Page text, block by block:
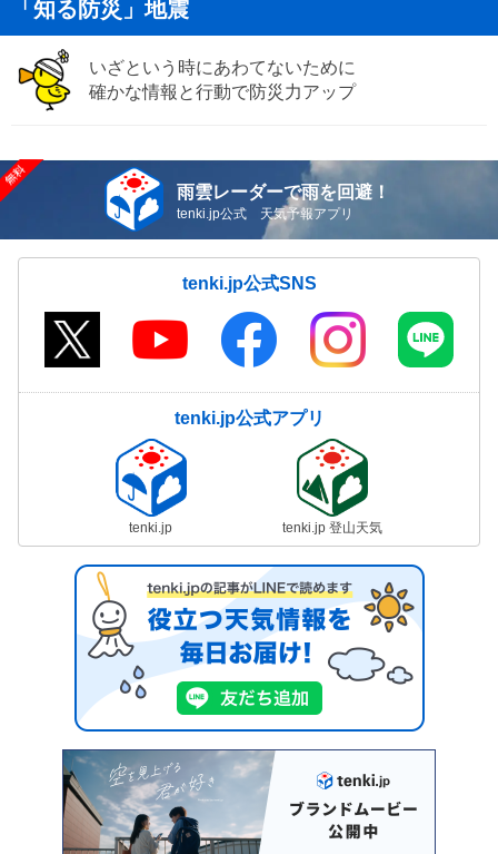
「知る防災」地震
いざという時にあわてないために
確かな情報と行動で防災力アップ
雨雲レーダーで雨を回避！
tenki.jp公式 天気予報アプリ
tenki.jp公式SNS
tenki.jp公式アプリ
tenki.jp tenki.jp 登山天気